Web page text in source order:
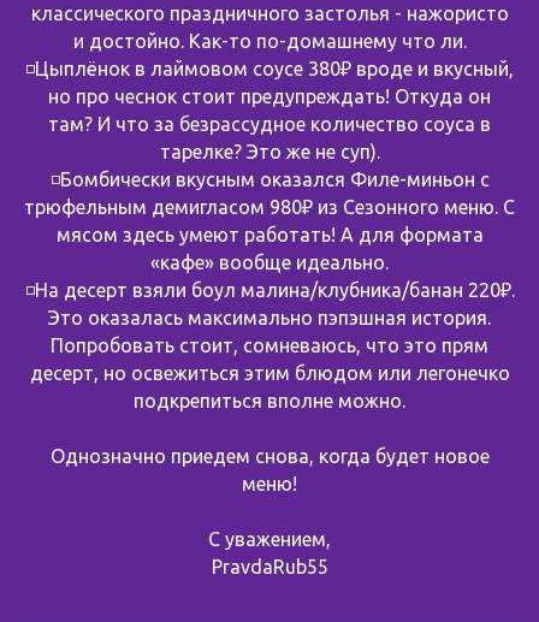
классического праздничного застолья - нажористо
и достойно. Как-то по-домашнему что ли.
◽️Цыплёнок в лаймовом соусе 380₽ вроде и вкусный,
но про чеснок стоит предупреждать! Откуда он
там? И что за безрассудное количество соуса в
тарелке? Это же не суп).
◽️Бомбически вкусным оказался Филе-миньон с
трюфельным демигласом 980₽ из Сезонного меню. С
мясом здесь умеют работать! А для формата
«кафе» вообще идеально.
◽️На десерт взяли боул малина/клубника/банан 220₽.
Это оказалась максимально пэпэшная история.
Попробовать стоит, сомневаюсь, что это прям
десерт, но освежиться этим блюдом или легонечко
подкрепиться вполне можно.
Однозначно приедем снова, когда будет новое
меню!
С уважением,
PravdaRub55